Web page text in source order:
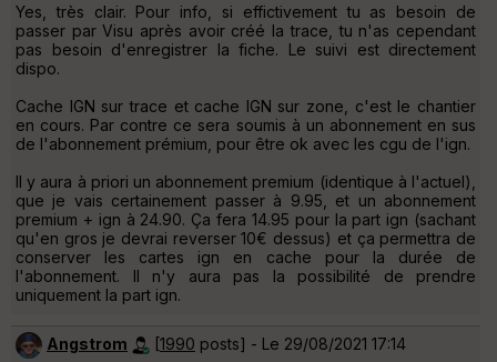
Yes, très clair. Pour info, si effictivement tu as besoin de
passer par Visu après avoir créé la trace, tu n'as cependant
pas besoin d'enregistrer la fiche. Le suivi est directement
dispo.
Cache IGN sur trace et cache IGN sur zone, c'est le chantier
en cours. Par contre ce sera soumis à un abonnement en sus
de l'abonnement prémium, pour être ok avec les cgu de l'ign.
Il y aura à priori un abonnement premium (identique à l'actuel),
que je vais certainement passer à 9.95, et un abonnement
premium + ign à 24.90. Ça fera 14.95 pour la part ign (sachant
qu'en gros je devrai reverser 10€ dessus) et ça permettra de
conserver les cartes ign en cache pour la durée de
l'abonnement. Il n'y aura pas la possibilité de prendre
uniquement la part ign.
Angstrom [1990 posts] - Le 29/08/2021 17:14